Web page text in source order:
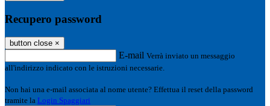
Recupero password
button close ×
E-mail Verrà inviato un messaggio
all'indirizzo indicato con le istruzioni necessarie.
Non hai una e-mail associata al nome utente? Effettua il reset della password
tramite la Login Spaggiari